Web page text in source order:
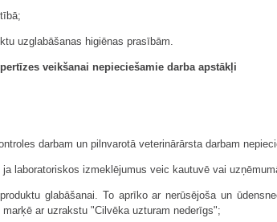
uzglabāšanas higiēnas prasībām.
veikšanai nepieciešamie darba apstākļi
darbam un pilnvarotā veterinārārsta darbam
laboratoriskos izmeklējumus veic kautuvē vai
glabāšanai. To aprīko ar nerūsējoša un
ar uzrakstu "Cilvēka uzturam nederīgs";